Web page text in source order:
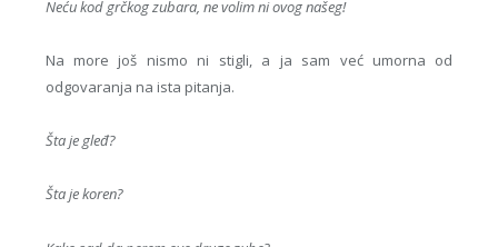
Neću kod grčkog zubara, ne volim ni ovog našeg!
Na more još nismo ni stigli, a ja sam već umorna od
odgovaranja na ista pitanja.
Šta je gleđ?
Šta je koren?